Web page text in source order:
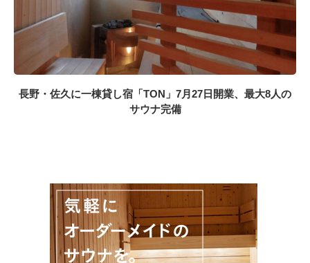
長野・佐久に一棟貸し宿「TON」7月27日開業、最大8人の
サウナ完備